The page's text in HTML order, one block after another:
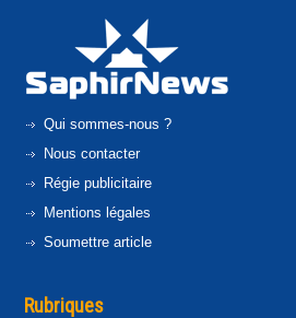
Qui sommes-nous ?
Nous contacter
Régie publicitaire
Mentions légales
Soumettre article
Rubriques